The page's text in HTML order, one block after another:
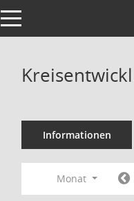
Toggle navigation
Informationen
Monat